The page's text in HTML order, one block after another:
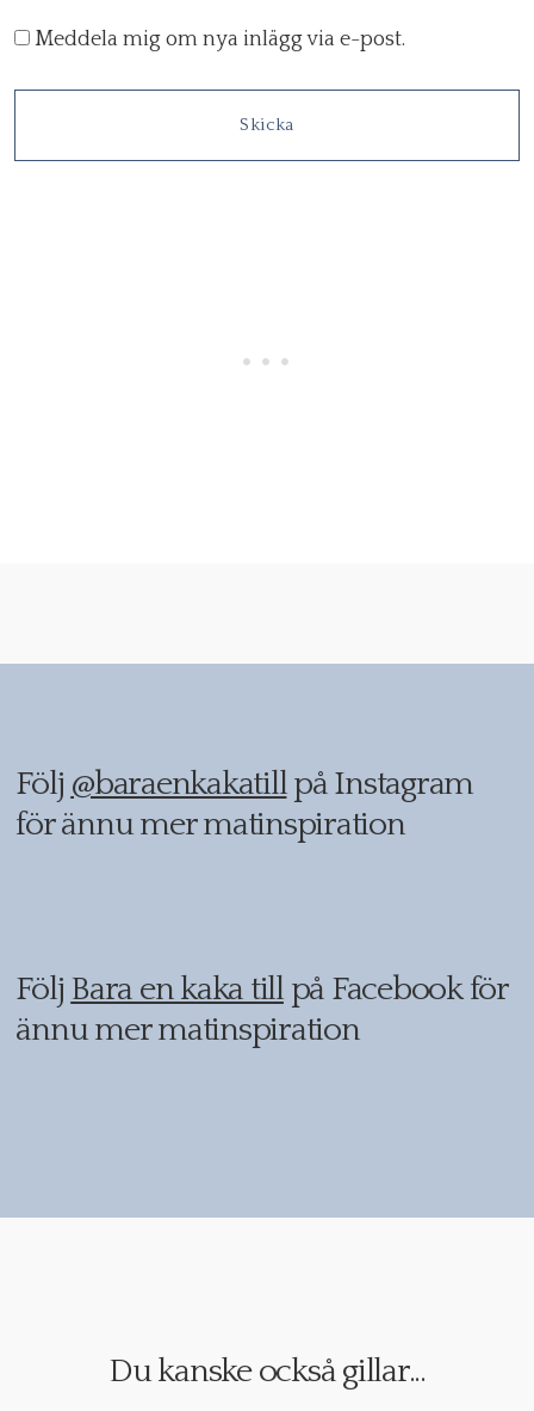
Meddela mig om nya inlägg via e-post.
Följ @baraenkakatillpå Instagram
för ännu mer matinspiration
Följ Bara en kaka tillpå Facebook för
ännu mer matinspiration
Du kanske också gillar...